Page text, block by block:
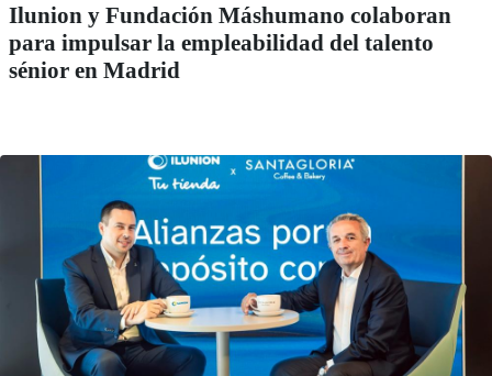
Ilunion y Fundación Máshumano colaboran
para impulsar la empleabilidad del talento
sénior en Madrid